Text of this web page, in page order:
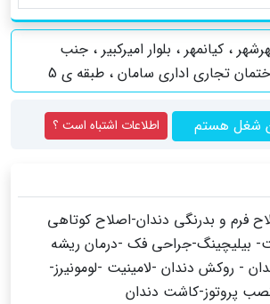
، کیانمهر ، بلوار امیرکبیر ، جنب
تجاری اداری سامان ، طبقه ی 5
شغل هستم اطلاعات اشتباه است ؟
فرم و بدرنگی دندان-اصلاح کوتاهی
بیلیچینگ-جراحی فک -درمان ریشه
- روکش دندان -لامینیت -لومونیرز-
پروتوز-کاشت دندان